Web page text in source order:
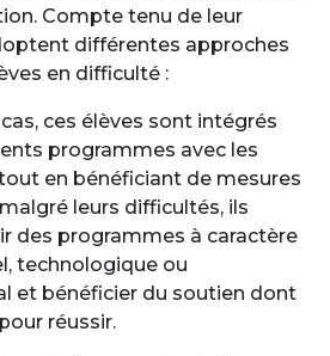
Compte tenu de leur
différentes approches
en difficulté :
ces élèves sont intégrés
programmes avec les
en bénéficiant de mesures
malgré leurs difficultés, ils
des programmes à caractère
technologique ou
et bénéficier du soutien dont
réussir.